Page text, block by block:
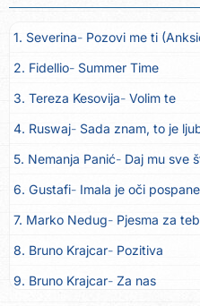
1. Severina Pozovi me ti
2. Fidellio Summer Time
3. Tereza Kesovija Volim te
4. Ruswaj Sada znam, to je
5. Nemanja Panić Daj mu sve
6. Gustafi Imala je oči pospane
7. Marko Nedug Pjesma za
8. Bruno Krajcar Pozitiva
9. Bruno Krajcar Za nas